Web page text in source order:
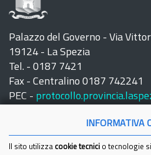
Palazzo del Governo - Via
19124 - La Spezia
Tel. - 0187 7421
Fax - Centralino 0187 742241
PEC -
INFORMATIVA
Il sito utilizza cookie tecnici o tecnologie